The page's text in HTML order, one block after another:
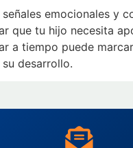
emocionales y
que tu hijo necesita
a tiempo puede
desarrollo.